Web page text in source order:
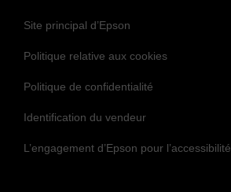
Site principal d’Epson
Politique relative aux cookies
Politique de confidentialité
Identification du vendeur
L’engagement d’Epson pour l’accessibilité